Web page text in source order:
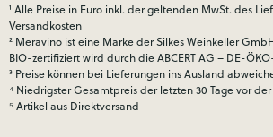
¹ Alle Preise in Euro inkl. der geltenden MwSt. des
Versandkosten
² Meravino ist eine Marke der Silkes Weinkeller
BIO-zertifiziert wird durch die ABCERT AG – DE-
³ Preise können bei Lieferungen ins Ausland
⁴ Niedrigster Gesamtpreis der letzten 30 Tage vor
⁵ Artikel aus Direktversand